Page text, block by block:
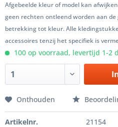
Afgebeelde kleur of model kan
geen rechten ontleend worden aan
betrekking tot kleur. Alle
accessoires tenzij het specifiek is
100 op voorraad, levertijd 1-2
Onthouden
Artikelnr.
21154